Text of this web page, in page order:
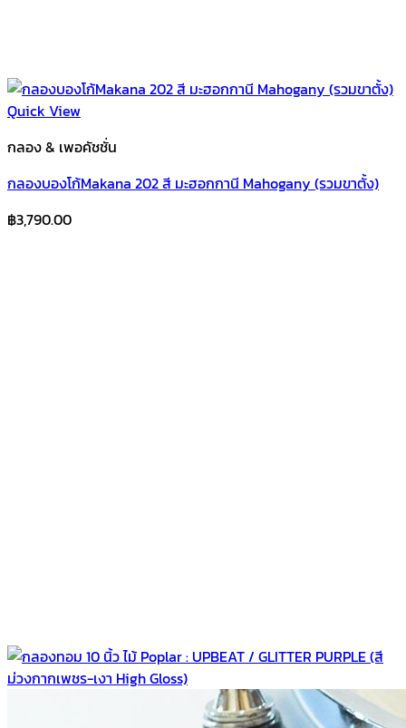
Quick View
กลอง & เพอคัชชั่น
กลองบองโก้Makana 202 สี มะฮอกกานี Mahogany (รวมขาตั้ง)
฿3,790.00